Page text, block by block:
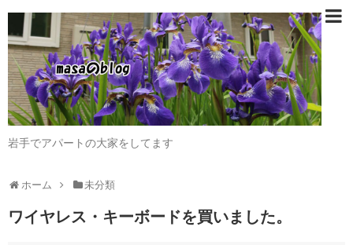
岩手でアパートの大家をしてます
ホーム 未分類
ワイヤレス・キーボードを買いました。